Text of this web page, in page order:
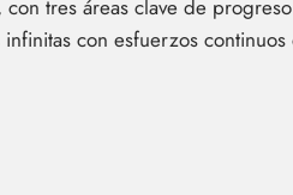
tres áreas clave de
con esfuerzos continuos